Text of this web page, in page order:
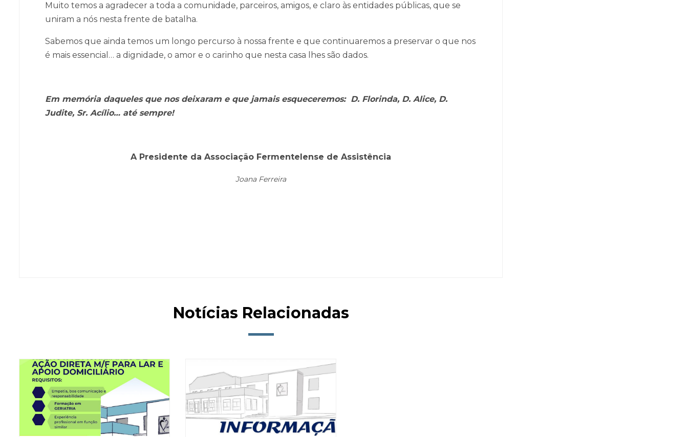
Muito temos a agradecer a toda a comunidade, parceiros, amigos, e claro às entidades públicas, que se
uniram a nós nesta frente de batalha.
Sabemos que ainda temos um longo percurso à nossa frente e que continuaremos a preservar o que nos
é mais essencial… a dignidade, o amor e o carinho que nesta casa lhes são dados.
Em memória daqueles que nos deixaram e que jamais esqueceremos: D. Florinda, D. Alice, D.
Judite, Sr. Acílio… até sempre!
A Presidente da Associação Fermentelense de Assistência
Joana Ferreira
Notícias Relacionadas